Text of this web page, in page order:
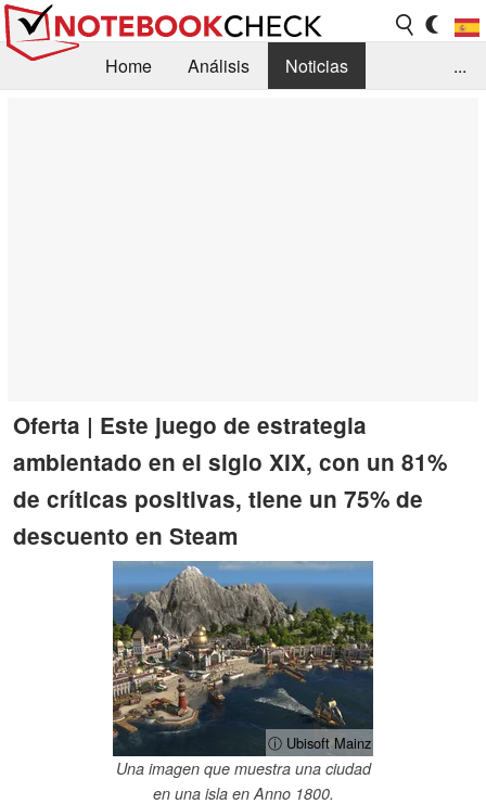
Home Análisis
Noticias
...
Oferta | Este juego de estrategia
ambientado en el siglo XIX, con un 81%
de críticas positivas, tiene un 75% de
descuento en Steam
ⓘ Ubisoft Mainz
Una imagen que muestra una ciudad
en una isla en Anno 1800.